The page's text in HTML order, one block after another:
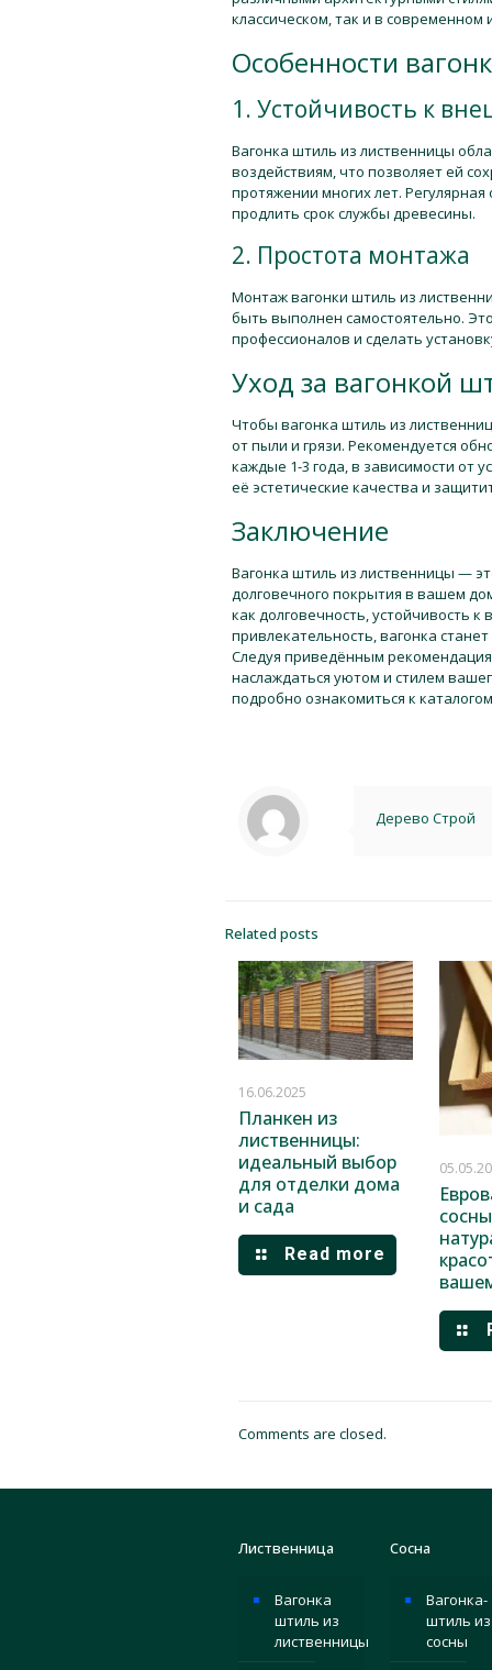
классическом, так и в современном
Особенности
1. Устойчивость к
Вагонка штиль из лиственницы
воздействиям, что позволяет ей
протяжении многих лет.
продлить срок службы древесины.
2. Простота монтажа
Монтаж вагонки штиль из
быть выполнен самостоятельно.
профессионалов и сделать
Уход за вагонкой
Чтобы вагонка штиль из
от пыли и грязи. Рекомендуется
каждые 1-3 года, в зависимости от
её эстетические качества и
Заключение
Вагонка штиль из лиственницы —
долговечного покрытия в вашем
как долговечность, устойчивость
привлекательность, вагонка
Следуя приведённым
наслаждаться уютом и стилем
подробно ознакомиться к
Дерево Строй
Related posts
16.06.2025
Планкен из
лиственницы:
идеальный выбор
для отделки дома
и сада
Read more
Comments are closed.
Лиственница
Вагонка
штиль из
лиственницы
Сосна
Вагонка-
штиль из
сосны